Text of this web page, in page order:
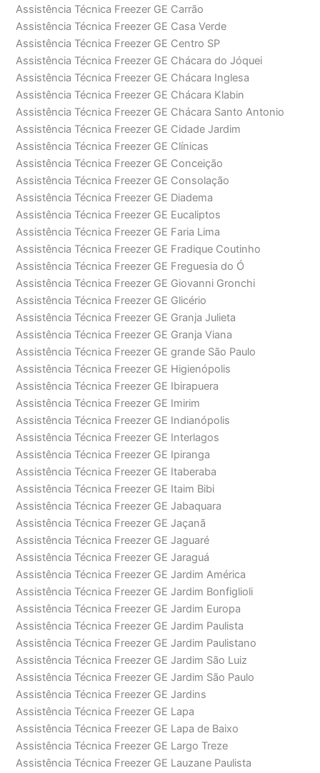
Assistência Técnica Freezer GE Carrão
Assistência Técnica Freezer GE Casa Verde
Assistência Técnica Freezer GE Centro SP
Assistência Técnica Freezer GE Chácara do Jóquei
Assistência Técnica Freezer GE Chácara Inglesa
Assistência Técnica Freezer GE Chácara Klabin
Assistência Técnica Freezer GE Chácara Santo Antonio
Assistência Técnica Freezer GE Cidade Jardim
Assistência Técnica Freezer GE Clínicas
Assistência Técnica Freezer GE Conceição
Assistência Técnica Freezer GE Consolação
Assistência Técnica Freezer GE Diadema
Assistência Técnica Freezer GE Eucaliptos
Assistência Técnica Freezer GE Faria Lima
Assistência Técnica Freezer GE Fradique Coutinho
Assistência Técnica Freezer GE Freguesia do Ó
Assistência Técnica Freezer GE Giovanni Gronchi
Assistência Técnica Freezer GE Glicério
Assistência Técnica Freezer GE Granja Julieta
Assistência Técnica Freezer GE Granja Viana
Assistência Técnica Freezer GE grande São Paulo
Assistência Técnica Freezer GE Higienópolis
Assistência Técnica Freezer GE Ibirapuera
Assistência Técnica Freezer GE Imirim
Assistência Técnica Freezer GE Indianópolis
Assistência Técnica Freezer GE Interlagos
Assistência Técnica Freezer GE Ipiranga
Assistência Técnica Freezer GE Itaberaba
Assistência Técnica Freezer GE Itaim Bibi
Assistência Técnica Freezer GE Jabaquara
Assistência Técnica Freezer GE Jaçanã
Assistência Técnica Freezer GE Jaguaré
Assistência Técnica Freezer GE Jaraguá
Assistência Técnica Freezer GE Jardim América
Assistência Técnica Freezer GE Jardim Bonfiglioli
Assistência Técnica Freezer GE Jardim Europa
Assistência Técnica Freezer GE Jardim Paulista
Assistência Técnica Freezer GE Jardim Paulistano
Assistência Técnica Freezer GE Jardim São Luiz
Assistência Técnica Freezer GE Jardim São Paulo
Assistência Técnica Freezer GE Jardins
Assistência Técnica Freezer GE Lapa
Assistência Técnica Freezer GE Lapa de Baixo
Assistência Técnica Freezer GE Largo Treze
Assistência Técnica Freezer GE Lauzane Paulista